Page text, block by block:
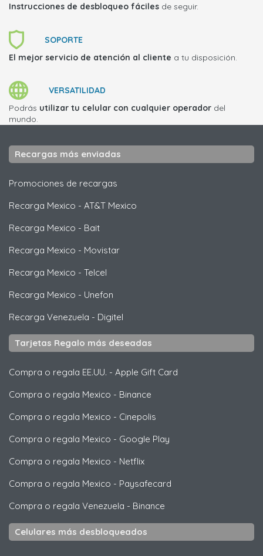
Instrucciones de desbloqueo fáciles de seguir.
SOPORTE
El mejor servicio de atención al cliente a tu disposición.
VERSATILIDAD
Podrás utilizar tu celular con cualquier operador del
mundo.
Recargas más enviadas
Promociones de recargas
Recarga Mexico - AT&T Mexico
Recarga Mexico - Bait
Recarga Mexico - Movistar
Recarga Mexico - Telcel
Recarga Mexico - Unefon
Recarga Venezuela - Digitel
Tarjetas Regalo más deseadas
Compra o regala EE.UU. - Apple Gift Card
Compra o regala Mexico - Binance
Compra o regala Mexico - Cinepolis
Compra o regala Mexico - Google Play
Compra o regala Mexico - Netflix
Compra o regala Mexico - Paysafecard
Compra o regala Venezuela - Binance
Celulares más desbloqueados